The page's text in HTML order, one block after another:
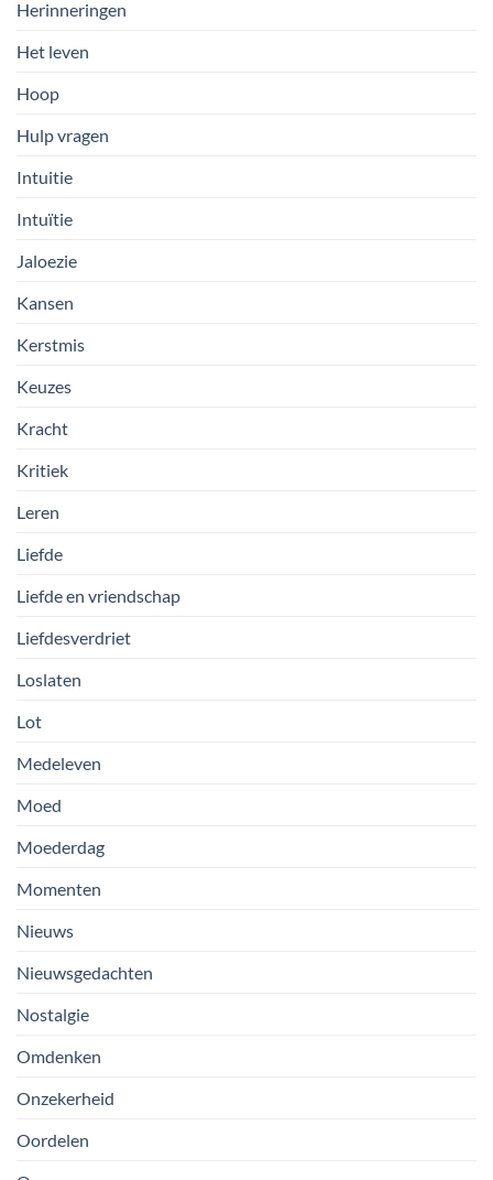
Herinneringen
Het leven
Hoop
Hulp vragen
Intuitie
Intuïtie
Jaloezie
Kansen
Kerstmis
Keuzes
Kracht
Kritiek
Leren
Liefde
Liefde en vriendschap
Liefdesverdriet
Loslaten
Lot
Medeleven
Moed
Moederdag
Momenten
Nieuws
Nieuwsgedachten
Nostalgie
Omdenken
Onzekerheid
Oordelen